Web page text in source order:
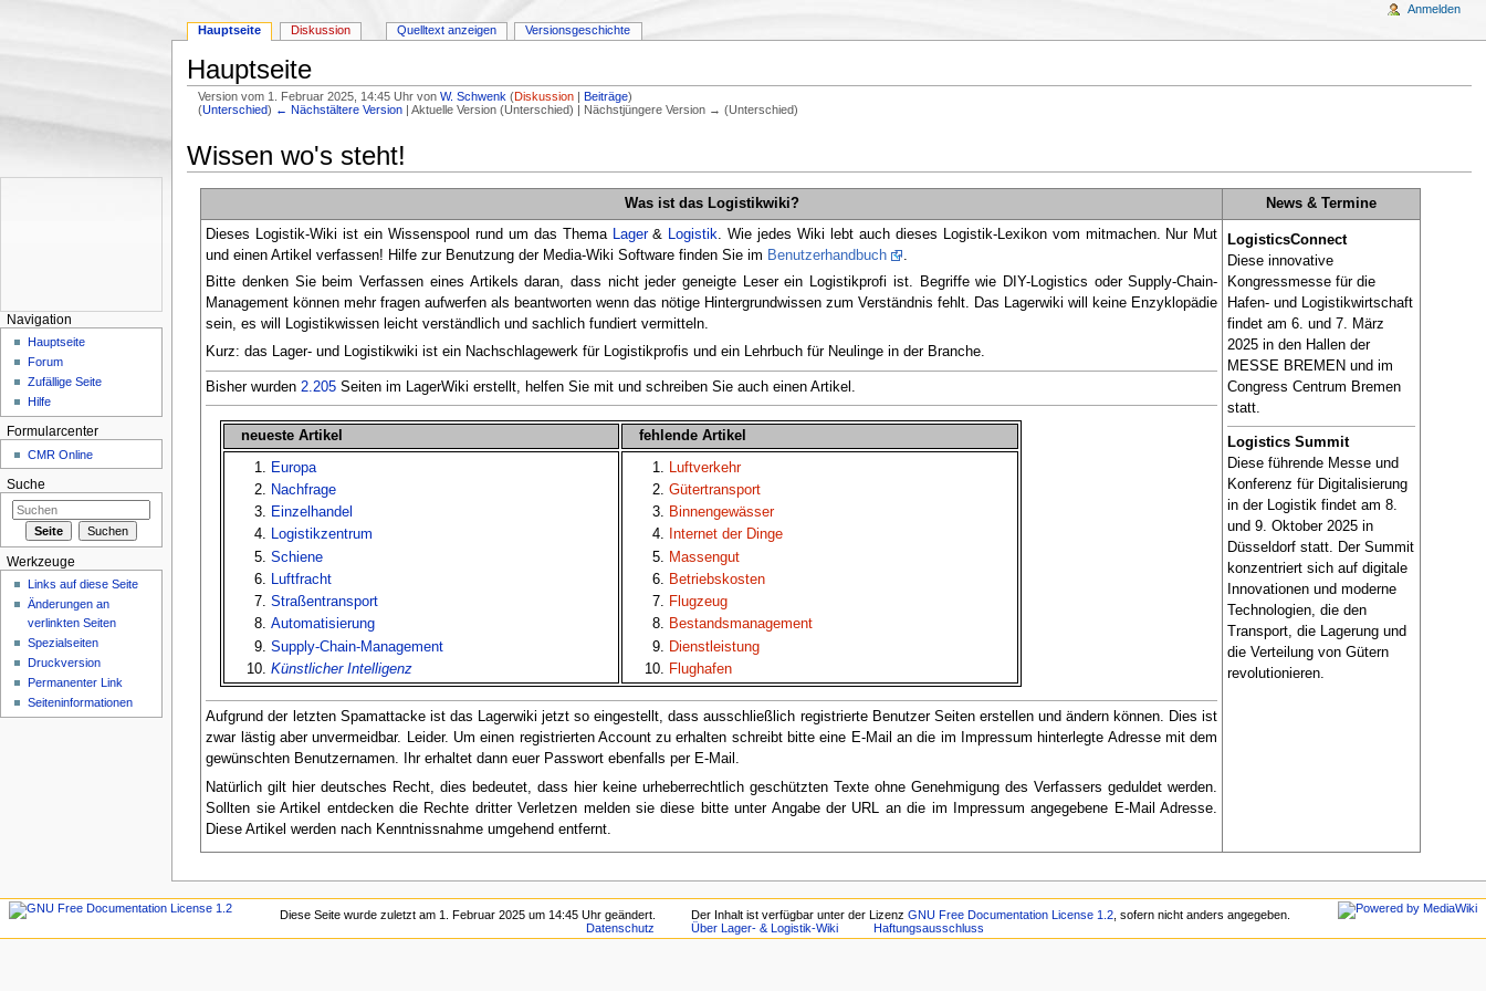
Hauptseite
Version vom 1. Februar 2025, 14:45 Uhr vonW. Schwenk (Diskussion |Beiträge)
(Unterschied) ← Nächstältere Version | Aktuelle Version (Unterschied) | Nächstjüngere Version → (Unterschied)
Wissen wo's steht!
Was ist das Logistikwiki?
News & Termine
Dieses Logistik-Wiki ist ein Wissenspool rund um das Thema Lager& Logistik. Wie jedes Wiki lebt auch dieses Logistik-Lexikon vom mitmachen. Nur Mut
und einen Artikel verfassen! Hilfe zur Benutzung der Media-Wiki Software finden Sie im Benutzerhandbuch
.
Bitte denken Sie beim Verfassen eines Artikels daran, dass nicht jeder geneigte Leser ein Logistikprofi ist. Begriffe wie DIY-Logistics oder Supply-Chain-
Management können mehr fragen aufwerfen als beantworten wenn das nötige Hintergrundwissen zum Verständnis fehlt. Das Lagerwiki will keine Enzyklopädie
sein, es will Logistikwissen leicht verständlich und sachlich fundiert vermitteln.
Kurz: das Lager- und Logistikwiki ist ein Nachschlagewerk für Logistikprofis und ein Lehrbuch für Neulinge in der Branche.
Bisher wurden 2.205 Seiten im LagerWiki erstellt, helfen Sie mit und schreiben Sie auch einen Artikel.
neueste Artikel fehlende Artikel
Europa
Nachfrage
Einzelhandel
Logistikzentrum
Schiene
Luftfracht
Straßentransport
Automatisierung
Supply-Chain-Management
Künstlicher Intelligenz
Luftverkehr
Gütertransport‏‎
Binnengewässer
Internet der Dinge
Massengut‏‎
Betriebskosten
Flugzeug
Bestandsmanagement‏‎
Dienstleistung
Flughafen
Aufgrund der letzten Spamattacke ist das Lagerwiki jetzt so eingestellt, dass ausschließlich registrierte Benutzer Seiten erstellen und ändern können. Dies ist
zwar lästig aber unvermeidbar. Leider. Um einen registrierten Account zu erhalten schreibt bitte eine E-Mail an die im Impressum hinterlegte Adresse mit dem
gewünschten Benutzernamen. Ihr erhaltet dann euer Passwort ebenfalls per E-Mail.
Natürlich gilt hier deutsches Recht, dies bedeutet, dass hier keine urheberrechtlich geschützten Texte ohne Genehmigung des Verfassers geduldet werden.
Sollten sie Artikel entdecken die Rechte dritter Verletzen melden sie diese bitte unter Angabe der URL an die im Impressum angegebene E-Mail Adresse.
Diese Artikel werden nach Kenntnissnahme umgehend entfernt.
LogisticsConnect
Diese innovative
Kongressmesse für die
Hafen- und Logistikwirtschaft
findet am 6. und 7. März
2025 in den Hallen der
MESSE BREMEN und im
Congress Centrum Bremen
statt.
Logistics Summit
Diese führende Messe und
Konferenz für Digitalisierung
in der Logistik findet am 8.
und 9. Oktober 2025 in
Düsseldorf statt. Der Summit
konzentriert sich auf digitale
Innovationen und moderne
Technologien, die den
Transport, die Lagerung und
die Verteilung von Gütern
revolutionieren.
Hauptseite Diskussion Quelltext anzeigen Versionsgeschichte
Anmelden
Navigation
Hauptseite
Forum
Zufällige Seite
Hilfe
Formularcenter
CMR Online
Suche
Werkzeuge
Links auf diese Seite
Änderungen an
verlinkten Seiten
Spezialseiten
Druckversion
Permanenter Link
Seiten­informationen
Diese Seite wurde zuletzt am 1. Februar 2025 um 14:45 Uhr geändert. Der Inhalt ist verfügbar unter der LizenzGNU Free Documentation License 1.2 , sofern nicht anders angegeben.
Datenschutz
Über Lager- & Logistik-Wiki Haftungsausschluss